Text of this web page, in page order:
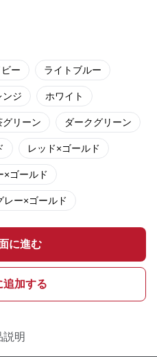
ー ライトブルー
ンジ ホワイト
グリーン ダークグリーン
レッド×ゴールド
×ゴールド
レー×ゴールド
に進む
追加する
説明